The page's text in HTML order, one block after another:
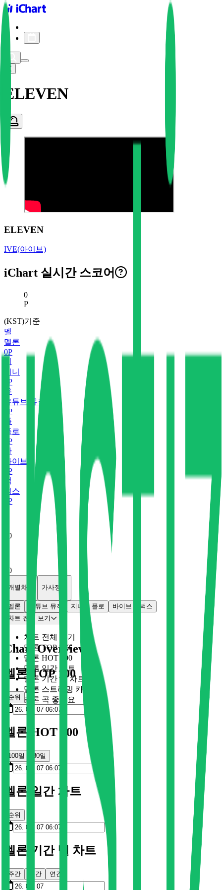
iChart logo
ELEVEN
ELEVEN
IVE(아이브)
iChart 실시간 스코어
현재 스코어
0
P
(KST)기준
멜
멜론
0P
지니
P
유
유튜브 뮤직
P
플
플로
P
바
바이브
P
벅
벅스
P
0
0
개별차트 가사정보
멜론 유튜브 뮤직 지니 플로 바이브
벅스
차트 전체 보기
차트 전체 보기
멜론 TOP 100
멜론 HOT 100
멜론 일간 차트
멜론 기간 별 차트
멜론 스트리밍 카드
멜론 곡 좋아요
Chart Overview
멜론 TOP 100
순위
멜론 HOT 100
100일 30일
멜론 일간 차트
순위
멜론 기간 별 차트
주간 월간 연간